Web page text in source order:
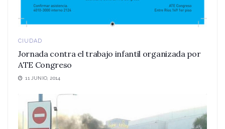
CIUDAD
Jornada contra el trabajo infantil organizada por
ATE Congreso
11 JUNIO, 2014